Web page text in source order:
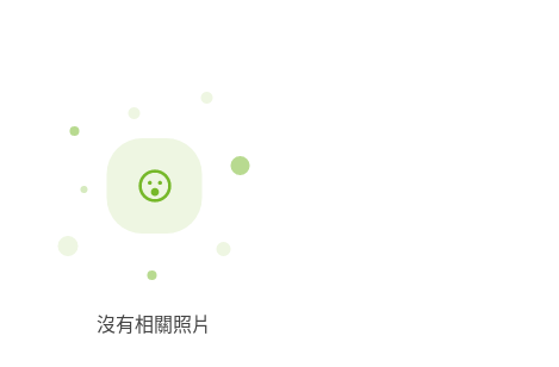
沒有相關照片